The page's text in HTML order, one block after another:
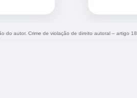
do autor. Crime de violação de direito autoral – artigo